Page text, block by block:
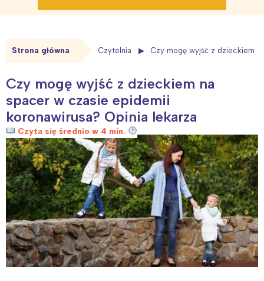
Strona główna Czytelnia Czy mogę wyjść z dzieckiem
Czy mogę wyjść z dzieckiem na
spacer w czasie epidemii
koronawirusa? Opinia lekarza
Czyta się średnio w 4 min.